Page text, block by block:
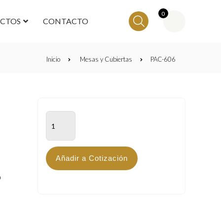
CONTACTO
0
Inicio Mesas y Cubiertas PAC-606
PAC-
606
Añadir a Cotización